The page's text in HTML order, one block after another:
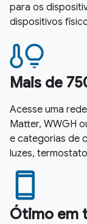
para os
dispositivos
Mais de
Acesse uma
Matter, WWGH
e categorias de
luzes,
Ótimo em